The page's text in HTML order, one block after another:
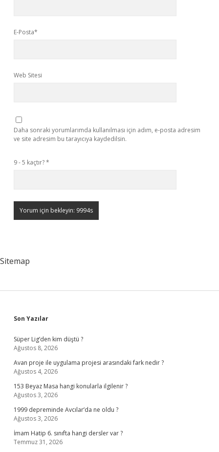
E-Posta*
Web Sitesi
Daha sonraki yorumlarımda kullanılması için adım, e-posta adresim
ve site adresim bu tarayıcıya kaydedilsin.
9 - 5 kaçtır?*
Sitemap
Sidebar
Son Yazılar
Süper Lig’den kim düştü ?
Ağustos 8, 2026
Avan proje ile uygulama projesi arasındaki fark nedir ?
Ağustos 4, 2026
153 Beyaz Masa hangi konularla ilgilenir ?
Ağustos 3, 2026
1999 depreminde Avcılar’da ne oldu ?
Ağustos 3, 2026
İmam Hatip 6. sınıfta hangi dersler var ?
Temmuz 31, 2026